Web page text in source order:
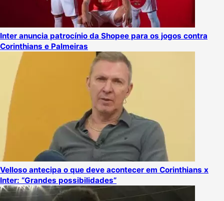
Inter anuncia patrocínio da Shopee para os jogos contra
Corinthians e Palmeiras
Velloso antecipa o que deve acontecer em Corinthians x
Inter: “Grandes possibilidades”